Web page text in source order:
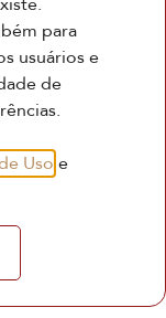
|
Uso
para
usuários e
de
Uso e